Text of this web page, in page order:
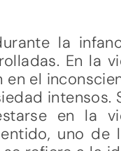
la
En la
en el
intensos.
en la
uno de